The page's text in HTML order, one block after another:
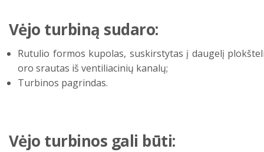
Vėjo turbiną sudaro:
Rutulio formos kupolas, suskirstytas į daugelį
oro srautas iš ventiliacinių kanalų;
Turbinos pagrindas.
Vėjo turbinos gali būti: